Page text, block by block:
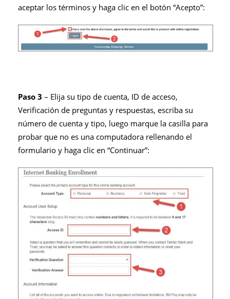
aceptar los términos y haga clic en el botón “Acepto”:
Paso 3 – Elija su tipo de cuenta, ID de acceso,
Verificación de preguntas y respuestas, escriba su
número de cuenta y tipo, luego marque la casilla para
probar que no es una computadora rellenando el
formulario y haga clic en “Continuar”: